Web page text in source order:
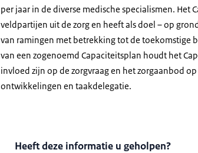
per jaar in de diverse medische specialismen.
veldpartijen uit de zorg en heeft als doel – op
van ramingen met betrekking tot de toekomstige
van een zogenoemd Capaciteitsplan houdt het
invloed zijn op de zorgvraag en het zorgaanbod
ontwikkelingen en taakdelegatie.
Heeft deze informatie u geholpen?